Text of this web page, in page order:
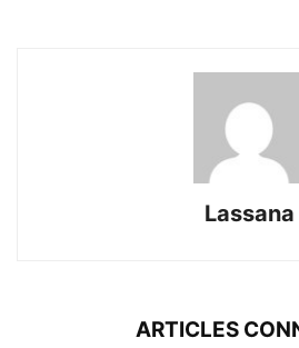
Lassana
ARTICLES